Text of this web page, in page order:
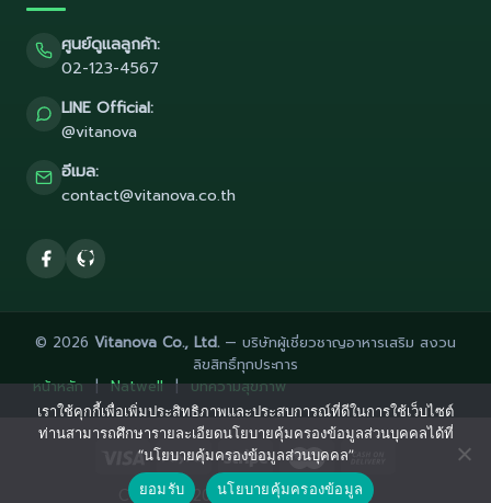
ศูนย์ดูแลลูกค้า:
02-123-4567
LINE Official:
@vitanova
อีเมล:
contact@vitanova.co.th
© 2026 Vitanova Co., Ltd.— บริษัทผู้เชี่ยวชาญอาหารเสริม สงวน
ลิขสิทธิ์ทุกประการ
หน้าหลัก | Natwell | บทความสุขภาพ
Copyright 2026 ©Flatsome Theme
เราใช้คุกกี้เพื่อเพิ่มประสิทธิภาพและประสบการณ์ที่ดีในการใช้เว็บไซต์
ท่านสามารถศึกษารายละเอียดนโยบายคุ้มครองข้อมูลส่วนบุคคลได้ที่
“นโยบายคุ้มครองข้อมูลส่วนบุคคล”
ยอมรับ
นโยบายคุ้มครองข้อมูล